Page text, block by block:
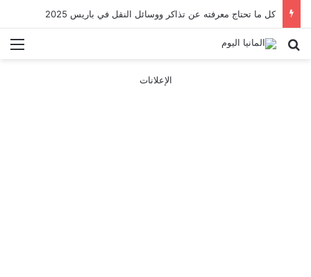
كل ما تحتاج معرفته عن تذاكر ووسائل النقل في باريس 2025
بحث عن
الإعلانات